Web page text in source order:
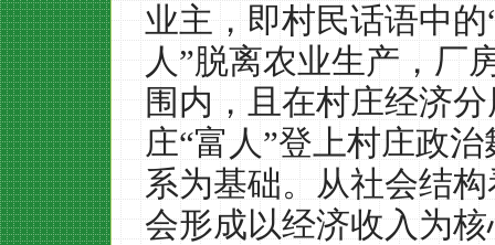
业主，即村民话语中
人”脱离农业生产，厂
围内，且在村庄经济
庄“富人”登上村庄政
系为基础。从社会结
会形成以经济收入为